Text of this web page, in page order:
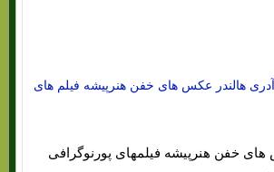
Audrey Hollander آدری هالندر عکس های خفن هنرپیشه فیلم های
های خفن هنرپیشه فیلمهای پورنوگرافی